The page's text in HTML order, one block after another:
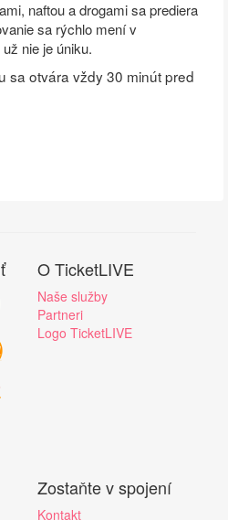
naftou a drogami sa prediera
sa rýchlo mení v
nie je úniku.
sa otvára vždy 30 minút pred
O TicketLIVE
Naše služby
Partneri
Logo TicketLIVE
Zostaňte v spojení
Kontakt